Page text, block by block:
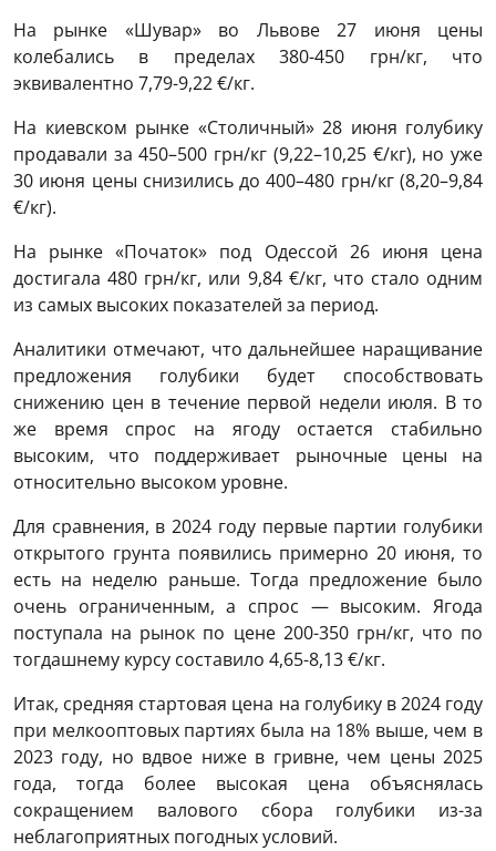
На рынке «Шувар» во Львове 27 июня цены
колебались в пределах 380-450 грн/кг, что
эквивалентно 7,79-9,22 €/кг.
На киевском рынке «Столичный» 28 июня голубику
продавали за 450–500 грн/кг (9,22–10,25 €/кг), но уже
30 июня цены снизились до 400–480 грн/кг (8,20–9,84
€/кг).
На рынке «Початок» под Одессой 26 июня цена
достигала 480 грн/кг, или 9,84 €/кг, что стало одним
из самых высоких показателей за период.
Аналитики отмечают, что дальнейшее наращивание
предложения голубики будет способствовать
снижению цен в течение первой недели июля. В то
же время спрос на ягоду остается стабильно
высоким, что поддерживает рыночные цены на
относительно высоком уровне.
Для сравнения, в 2024 году первые партии голубики
открытого грунта появились примерно 20 июня, то
есть на неделю раньше. Тогда предложение было
очень ограниченным, а спрос — высоким. Ягода
поступала на рынок по цене 200-350 грн/кг, что по
тогдашнему курсу составило 4,65-8,13 €/кг.
Итак, средняя стартовая цена на голубику в 2024 году
при мелкооптовых партиях была на 18% выше, чем в
2023 году, но вдвое ниже в гривне, чем цены 2025
года, тогда более высокая цена объяснялась
сокращением валового сбора голубики из-за
неблагоприятных погодных условий.